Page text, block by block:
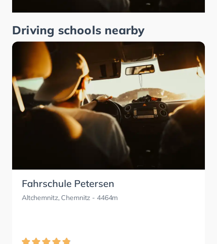
Driving schools nearby
Fahrschule Petersen
Altchemnitz, Chemnitz - 4464m